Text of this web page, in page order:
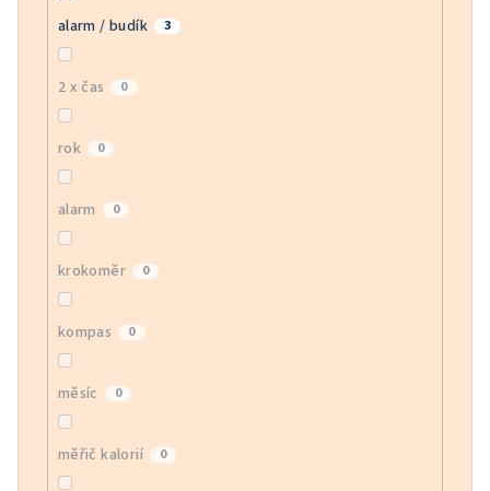
alarm / budík 3
2 x čas 0
rok 0
alarm 0
krokoměr 0
kompas 0
měsíc 0
měřič kalorií 0